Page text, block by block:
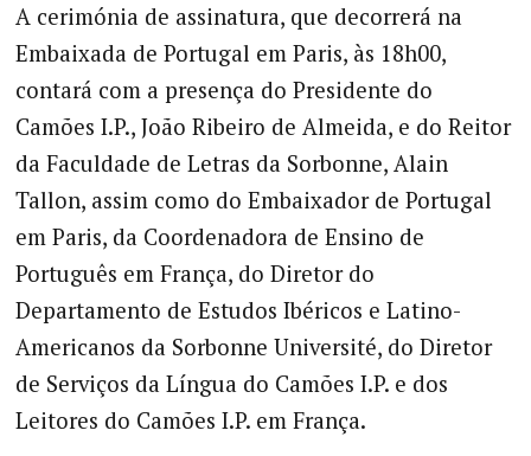
A cerimónia de assinatura, que decorrerá na
Embaixada de Portugal em Paris, às 18h00,
contará com a presença do Presidente do
Camões I.P., João Ribeiro de Almeida, e do Reitor
da Faculdade de Letras da Sorbonne, Alain
Tallon, assim como do Embaixador de Portugal
em Paris, da Coordenadora de Ensino de
Português em França, do Diretor do
Departamento de Estudos Ibéricos e Latino-
Americanos da Sorbonne Université, do Diretor
de Serviços da Língua do Camões I.P. e dos
Leitores do Camões I.P. em França.